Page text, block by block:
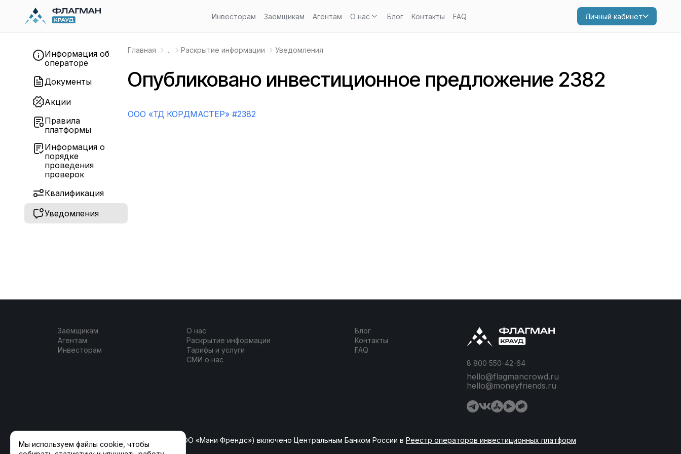
Инвесторам Заёмщикам Агентам О нас Блог Контакты FAQ Личный кабинет
Мы используем файлы cookie, чтобы
Информация об
операторе
Документы
Акции
Правила
платформы
Информация о
порядке
проведения
проверок
Квалификация
Уведомления
Главная ... Раскрытие информации Уведомления
Опубликовано инвестиционное предложение 2382
OOO «ТД КОРДМАСТЕР» #2382
Заёмщикам
Агентам
Инвесторам
О нас
Раскрытие информации
Тарифы и услуги
СМИ о нас
Блог
Контакты
FAQ
8 800 550-42-64
hello@flagmancrowd.ru
hello@moneyfriends.ru
ООО «ФлагманКрауд» (ранее ООО «Мани Френдс») включено Центральным Банком России в Реестр операторов инвестиционных платформ